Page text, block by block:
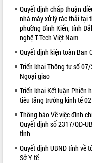
LIÊN KẾT WEB
Quyết định chấp thuận
nhà máy xử lý rác thải tại
phường Bình Kiến, tỉnh
nghệ T-Tech Việt Nam
Quyết định kiện toàn Ban
Triển khai Thông tư số
Ngoại giao
Triển khai Kết luận Phiên
tiêu tăng trưởng kinh tế
Thông báo Về việc đính
Quyết định số 2317/QĐ-
tỉnh
Quyết định UBND tỉnh về
Sở Y tế